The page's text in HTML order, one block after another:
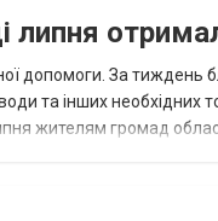
липня
допомоги. За тиждень
та інших
жителям громад